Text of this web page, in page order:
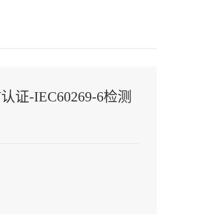
证-IEC60269-6检测